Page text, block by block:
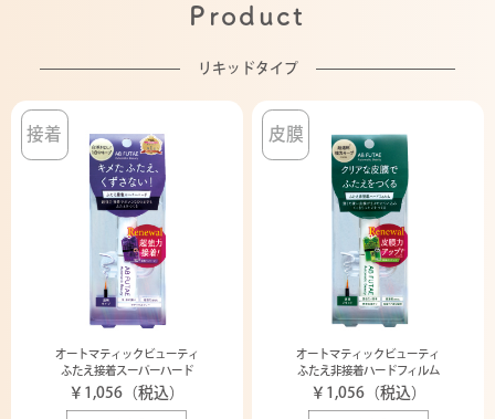
Product
リキッドタイプ
接着
オートマティックビューティ
ふたえ接着スーパーハード
￥1,056（税込）
皮膜
オートマティックビューティ
ふたえ非接着ハードフィルム
￥1,056（税込）